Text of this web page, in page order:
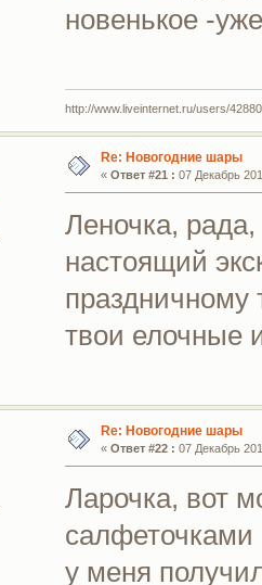
новенькое -
http://www.liveinternet.ru/users/
Re: Новогодние шары
« Ответ #21 : 07 Декабрь
Леночка,
настоящий
твои елочные
Re: Новогодние шары
« Ответ #22 : 07 Декабрь
Ларочка, вот
у меня